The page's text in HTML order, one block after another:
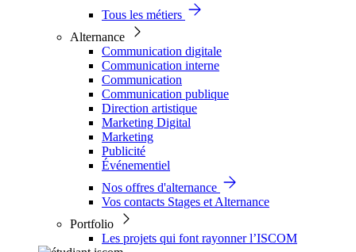
Tous les métiers
Alternance
Communication digitale
Communication interne
Communication
Communication publique
Direction artistique
Marketing Digital
Marketing
Publicité
Événementiel
Nos offres d'alternance
Vos contacts Stages et Alternance
Portfolio
Les projets qui font rayonner l’ISCOM